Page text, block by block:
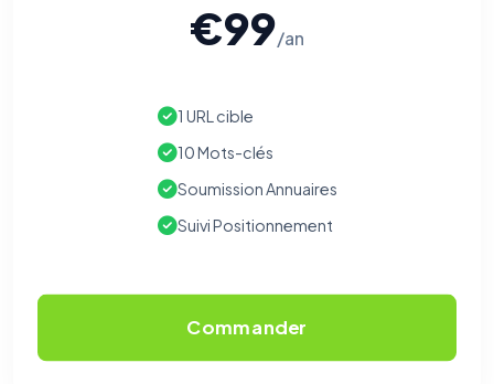
€99/an
1 URL cible
10 Mots-clés
Soumission Annuaires
Suivi Positionnement
Commander